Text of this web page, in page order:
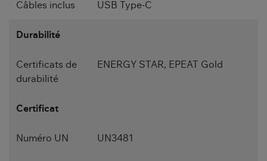
Câbles inclus USB Type-C
Durabilité
Certificats de
durabilité
ENERGY STAR, EPEAT Gold
Certificat
Numéro UN UN3481